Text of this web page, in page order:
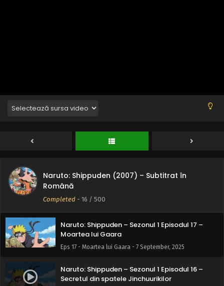
Naruto: Shippuden (2007) – Subtitrat în
Română
Completed - 16 / 500
Naruto: Shippuden – Sezonul 1 Episodul 17 –
Moartea lui Gaara
Eps 17 - Moartea lui Gaara - 7 September, 2025
Naruto: Shippuden – Sezonul 1 Episodul 16 –
Secretul din spatele Jinchuurikilor